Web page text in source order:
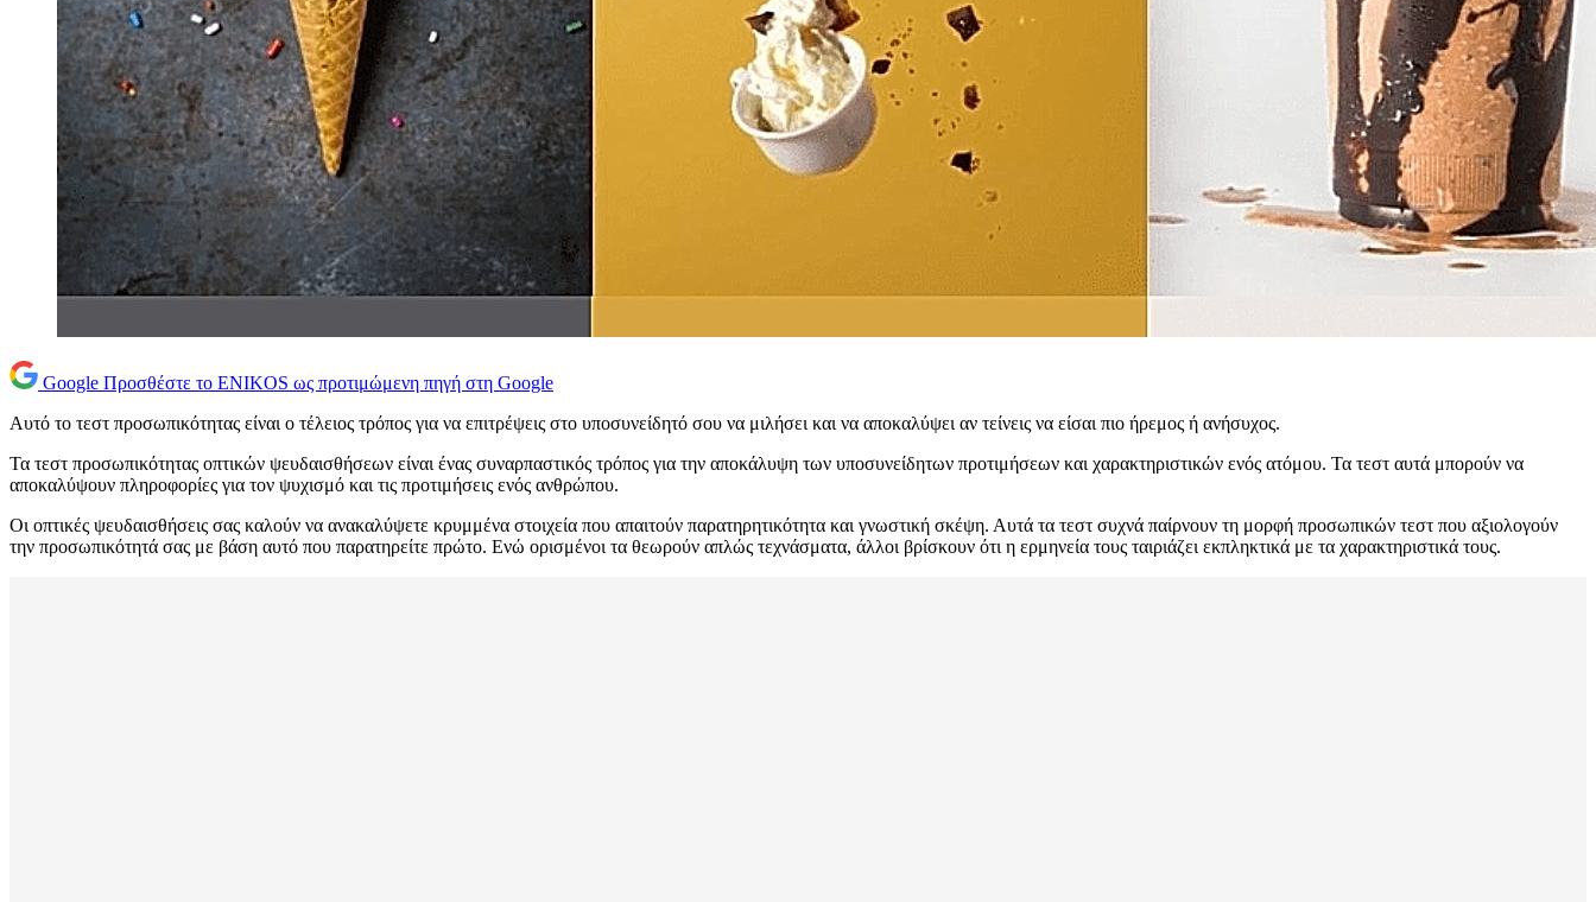
Google Προσθέστε το ENIKOS ως προτιμώμενη πηγή στη Google
Αυτό το τεστ προσωπικότητας είναι ο τέλειος τρόπος για να επιτρέψεις στο υποσυνείδητό σου να μιλήσει και να αποκαλύψει αν τείνεις να είσαι πιο ήρεμος ή ανήσυχος.
Τα τεστ προσωπικότητας οπτικών ψευδαισθήσεων είναι ένας συναρπαστικός τρόπος για την αποκάλυψη των υποσυνείδητων προτιμήσεων και χαρακτηριστικών ενός ατόμου. Τα τεστ αυτά μπορούν να
αποκαλύψουν πληροφορίες για τον ψυχισμό και τις προτιμήσεις ενός ανθρώπου.
Οι οπτικές ψευδαισθήσεις σας καλούν να ανακαλύψετε κρυμμένα στοιχεία που απαιτούν παρατηρητικότητα και γνωστική σκέψη. Αυτά τα τεστ συχνά παίρνουν τη μορφή προσωπικών τεστ που αξιολογούν
την προσωπικότητά σας με βάση αυτό που παρατηρείτε πρώτο. Ενώ ορισμένοι τα θεωρούν απλώς τεχνάσματα, άλλοι βρίσκουν ότι η ερμηνεία τους ταιριάζει εκπληκτικά με τα χαρακτηριστικά τους.